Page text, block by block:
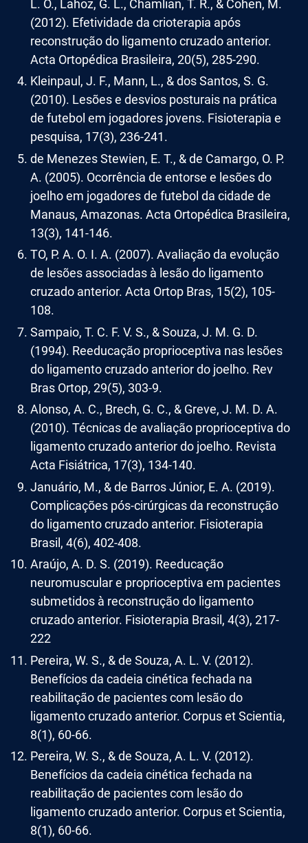
L. O., Lahoz, G. L., Chamlian, T. R., & Cohen, M.
(2012). Efetividade da crioterapia após
reconstrução do ligamento cruzado anterior.
Acta Ortopédica Brasileira, 20(5), 285-290.
Kleinpaul, J. F., Mann, L., & dos Santos, S. G.
(2010). Lesões e desvios posturais na prática
de futebol em jogadores jovens. Fisioterapia e
pesquisa, 17(3), 236-241.
de Menezes Stewien, E. T., & de Camargo, O. P.
A. (2005). Ocorrência de entorse e lesões do
joelho em jogadores de futebol da cidade de
Manaus, Amazonas. Acta Ortopédica Brasileira,
13(3), 141-146.
TO, P. A. O. I. A. (2007). Avaliação da evolução
de lesões associadas à lesão do ligamento
cruzado anterior. Acta Ortop Bras, 15(2), 105-
108.
Sampaio, T. C. F. V. S., & Souza, J. M. G. D.
(1994). Reeducação proprioceptiva nas lesões
do ligamento cruzado anterior do joelho. Rev
Bras Ortop, 29(5), 303-9.
Alonso, A. C., Brech, G. C., & Greve, J. M. D. A.
(2010). Técnicas de avaliação proprioceptiva do
ligamento cruzado anterior do joelho. Revista
Acta Fisiátrica, 17(3), 134-140.
Januário, M., & de Barros Júnior, E. A. (2019).
Complicações pós-cirúrgicas da reconstrução
do ligamento cruzado anterior. Fisioterapia
Brasil, 4(6), 402-408.
Araújo, A. D. S. (2019). Reeducação
neuromuscular e proprioceptiva em pacientes
submetidos à reconstrução do ligamento
cruzado anterior. Fisioterapia Brasil, 4(3), 217-
222
Pereira, W. S., & de Souza, A. L. V. (2012).
Benefícios da cadeia cinética fechada na
reabilitação de pacientes com lesão do
ligamento cruzado anterior. Corpus et Scientia,
8(1), 60-66.
Pereira, W. S., & de Souza, A. L. V. (2012).
Benefícios da cadeia cinética fechada na
reabilitação de pacientes com lesão do
ligamento cruzado anterior. Corpus et Scientia,
8(1), 60-66.